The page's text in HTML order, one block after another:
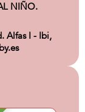
NIÑO.
Alfas I - Ibi,